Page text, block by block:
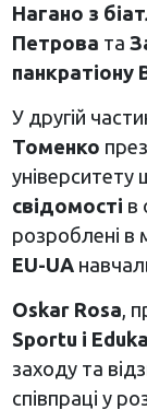
Нагано з
Петрова та
У другій
Томенко
свідомості в
розроблені в
EU-UA
Oskar Rosa ,
Sportu i
заходу та
співпраці у